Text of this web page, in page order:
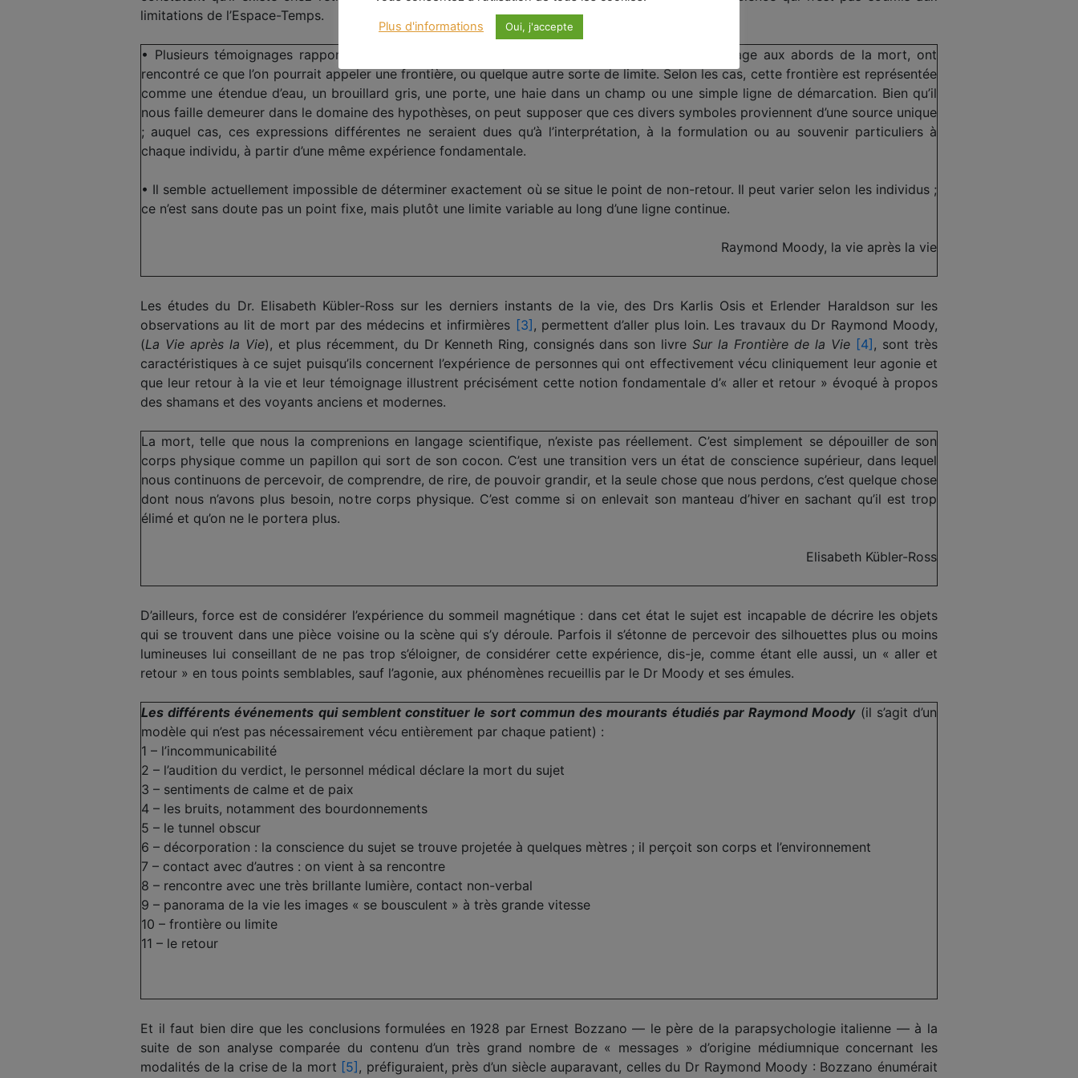
limitations de l’Espace-Temps.
• Plusieurs témoignages rapportent la façon dont certaines personnes, au cours de leur passage aux abords de la mort, ont
rencontré ce que l’on pourrait appeler une frontière, ou quelque autre sorte de limite. Selon les cas, cette frontière est représentée
comme une étendue d’eau, un brouillard gris, une porte, une haie dans un champ ou une simple ligne de démarcation. Bien qu’il
nous faille demeurer dans le domaine des hypothèses, on peut supposer que ces divers symboles proviennent d’une source unique
; auquel cas, ces expressions différentes ne seraient dues qu’à l’interprétation, à la formulation ou au souvenir particuliers à
chaque individu, à partir d’une même expérience fondamentale.
• Il semble actuellement impossible de déterminer exactement où se situe le point de non-retour. Il peut varier selon les individus ;
ce n’est sans doute pas un point fixe, mais plutôt une limite variable au long d’une ligne continue.
Raymond Moody, la vie après la vie
Les études du Dr. Elisabeth Kübler-Ross sur les derniers instants de la vie, des Drs Karlis Osis et Erlender Haraldson sur les
observations au lit de mort par des médecins et infirmières [3] , permettent d’aller plus loin. Les travaux du Dr Raymond Moody,
(La Vie après la Vie), et plus récemment, du Dr Kenneth Ring, consignés dans son livreSur la Frontière de la Vie [4] , sont très
caractéristiques à ce sujet puisqu’ils concernent l’expérience de personnes qui ont effectivement vécu cliniquement leur agonie et
que leur retour à la vie et leur témoignage illustrent précisément cette notion fondamentale d’« aller et retour » évoqué à propos
des shamans et des voyants anciens et modernes.
La mort, telle que nous la comprenions en langage scientifique, n’existe pas réellement. C’est simplement se dépouiller de son
corps physique comme un papillon qui sort de son cocon. C’est une transition vers un état de conscience supérieur, dans lequel
nous continuons de percevoir, de comprendre, de rire, de pouvoir grandir, et la seule chose que nous perdons, c’est quelque chose
dont nous n’avons plus besoin, notre corps physique. C’est comme si on enlevait son manteau d’hiver en sachant qu’il est trop
élimé et qu’on ne le portera plus.
Elisabeth Kübler-Ross
D’ailleurs, force est de considérer l’expérience du sommeil magnétique : dans cet état le sujet est incapable de décrire les objets
qui se trouvent dans une pièce voisine ou la scène qui s’y déroule. Parfois il s’étonne de percevoir des silhouettes plus ou moins
lumineuses lui conseillant de ne pas trop s’éloigner, de considérer cette expérience, dis-je, comme étant elle aussi, un « aller et
retour » en tous points semblables, sauf l’agonie, aux phénomènes recueillis par le Dr Moody et ses émules.
Les différents événements qui semblent constituer le sort commun des mourants étudiés par Raymond Moody(il s’agit d’un
modèle qui n’est pas nécessairement vécu entièrement par chaque patient) :
1 – l’incommunicabilité
2 – l’audition du verdict, le personnel médical déclare la mort du sujet
3 – sentiments de calme et de paix
4 – les bruits, notamment des bourdonnements
5 – le tunnel obscur
6 – décorporation : la conscience du sujet se trouve projetée à quelques mètres ; il perçoit son corps et l’environnement
7 – contact avec d’autres : on vient à sa rencontre
8 – rencontre avec une très brillante lumière, contact non-verbal
9 – panorama de la vie les images « se bousculent » à très grande vitesse
10 – frontière ou limite
11 – le retour
Et il faut bien dire que les conclusions formulées en 1928 par Ernest Bozzano — le père de la parapsychologie italienne — à la
suite de son analyse comparée du contenu d’un très grand nombre de « messages » d’origine médiumnique concernant les
modalités de la crise de la mort [5] , préfiguraient, près d’un siècle auparavant, celles du Dr Raymond Moody : Bozzano énumérait
Plus d'informations Oui, j'accepte